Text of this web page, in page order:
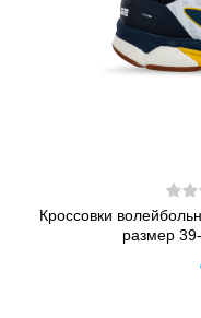
Кроссовки
размер